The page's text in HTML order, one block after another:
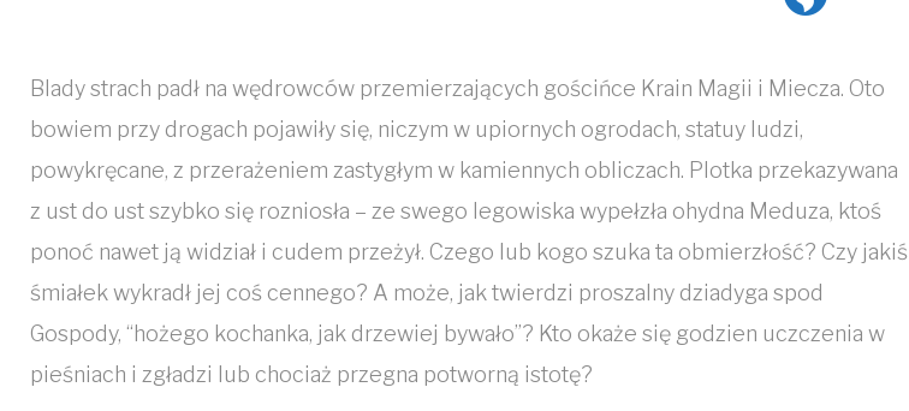
Blady strach padł na wędrowców przemierzających gościńce Krain Magii i Miecza. Oto
bowiem przy drogach pojawiły się, niczym w upiornych ogrodach, statuy ludzi,
powykręcane, z przerażeniem zastygłym w kamiennych obliczach. Plotka przekazywana
z ust do ust szybko się rozniosła – ze swego legowiska wypełzła ohydna Meduza, ktoś
ponoć nawet ją widział i cudem przeżył. Czego lub kogo szuka ta obmierzłość? Czy jakiś
śmiałek wykradł jej coś cennego? A może, jak twierdzi proszalny dziadyga spod
Gospody, “hożego kochanka, jak drzewiej bywało”? Kto okaże się godzien uczczenia w
pieśniach i zgładzi lub chociaż przegna potworną istotę?